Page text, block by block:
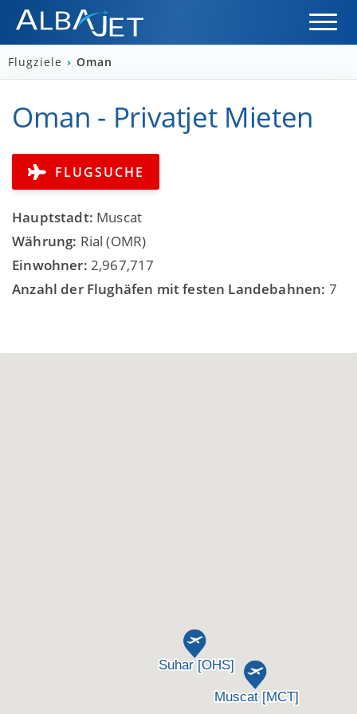
Flugziele › Oman
Oman - Privatjet Mieten
FLUGSUCHE
Hauptstadt: Muscat
Währung: Rial (OMR)
Einwohner: 2,967,717
Anzahl der Flughäfen mit festen Landebahnen: 7